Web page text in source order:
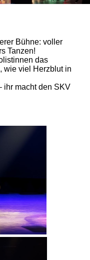
Bühne: voller
Tanzen!
das
wie viel Herzblut in
ihr macht den SKV